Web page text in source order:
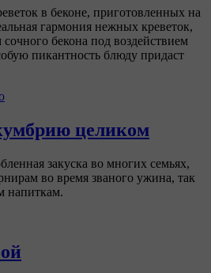
в беконе, приготовленных на
гармония нежных креветок,
бекона под воздействием
пикантность блюду придаст
целиком
закуска во многих семьях,
во время званого ужина, так
напиткам.